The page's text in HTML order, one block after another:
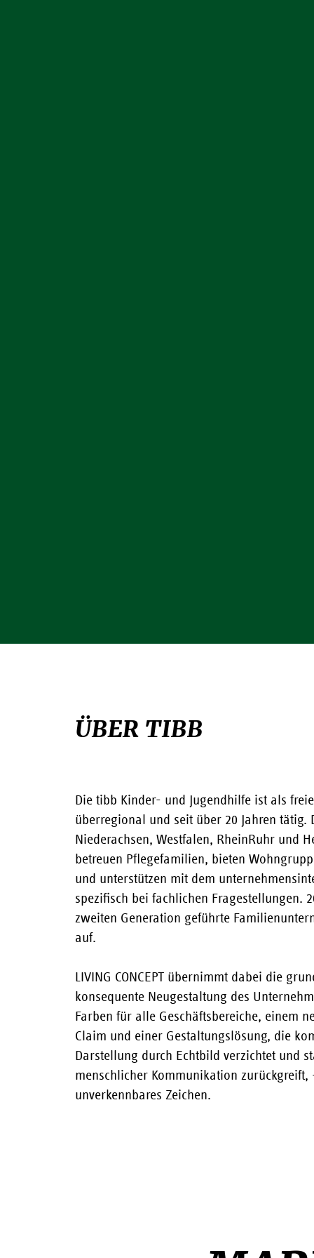
ÜBER TIBB
Die tibb Kinder- und Jugendhilfe ist als
überregional und seit über 20 Jahren tätig.
Niederachsen, Westfalen, RheinRuhr und
betreuen Pflegefamilien, bieten
und unterstützen mit dem
spezifisch bei fachlichen Fragestellungen.
zweiten Generation geführte
auf.
LIVING CONCEPT übernimmt dabei die
konsequente Neugestaltung des
Farben für alle Geschäftsbereiche, einem
Claim und einer Gestaltungslösung, die
Darstellung durch Echtbild verzichtet und
menschlicher Kommunikation zurückgreift,
unverkennbares Zeichen.